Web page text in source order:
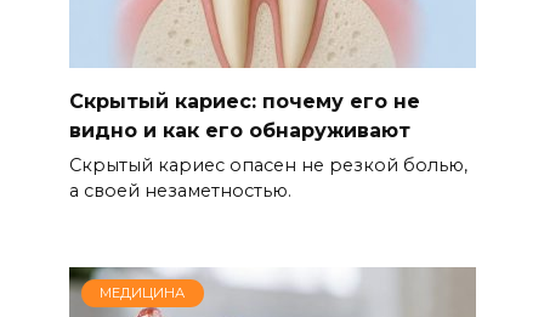
Скрытый кариес: почему его не
видно и как его обнаруживают
Скрытый кариес опасен не резкой болью,
а своей незаметностью.
МЕДИЦИНА